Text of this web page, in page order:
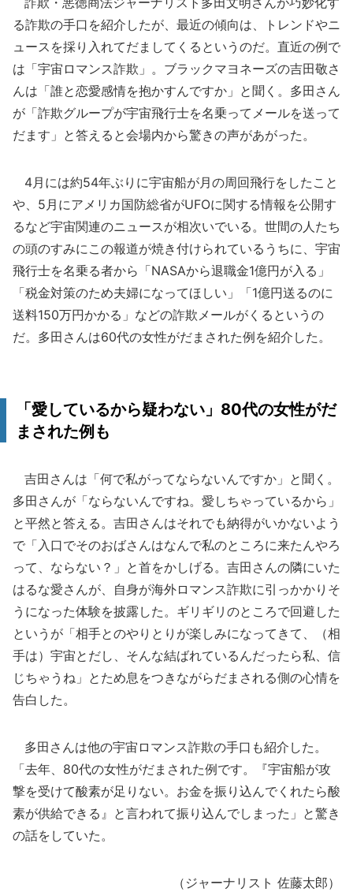
る詐欺の手口を紹介したが、最近の傾向は、トレンドやニ
ュースを採り入れてだましてくるというのだ。直近の例で
は「宇宙ロマンス詐欺」。ブラックマヨネーズの吉田敬さ
んは「誰と恋愛感情を抱かすんですか」と聞く。多田さん
が「詐欺グループが宇宙飛行士を名乗ってメールを送って
だます」と答えると会場内から驚きの声があがった。
4月には約54年ぶりに宇宙船が月の周回飛行をしたこと
や、5月にアメリカ国防総省がUFOに関する情報を公開す
るなど宇宙関連のニュースが相次いでいる。世間の人たち
の頭のすみにこの報道が焼き付けられているうちに、宇宙
飛行士を名乗る者から「NASAから退職金1億円が入る」
「税金対策のため夫婦になってほしい」「1億円送るのに
送料150万円かかる」などの詐欺メールがくるというの
だ。多田さんは60代の女性がだまされた例を紹介した。
「愛しているから疑わない」80代の女性がだ
まされた例も
吉田さんは「何で私がってならないんですか」と聞く。
多田さんが「ならないんですね。愛しちゃっているから」
と平然と答える。吉田さんはそれでも納得がいかないよう
で「入口でそのおばさんはなんで私のところに来たんやろ
って、ならない？」と首をかしげる。吉田さんの隣にいた
はるな愛さんが、自身が海外ロマンス詐欺に引っかかりそ
うになった体験を披露した。ギリギリのところで回避した
というが「相手とのやりとりが楽しみになってきて、（相
手は）宇宙とだし、そんな結ばれているんだったら私、信
じちゃうね」とため息をつきながらだまされる側の心情を
告白した。
多田さんは他の宇宙ロマンス詐欺の手口も紹介した。
「去年、80代の女性がだまされた例です。『宇宙船が攻
撃を受けて酸素が足りない。お金を振り込んでくれたら酸
素が供給できる』と言われて振り込んでしまった」と驚き
の話をしていた。
（ジャーナリスト 佐藤太郎）